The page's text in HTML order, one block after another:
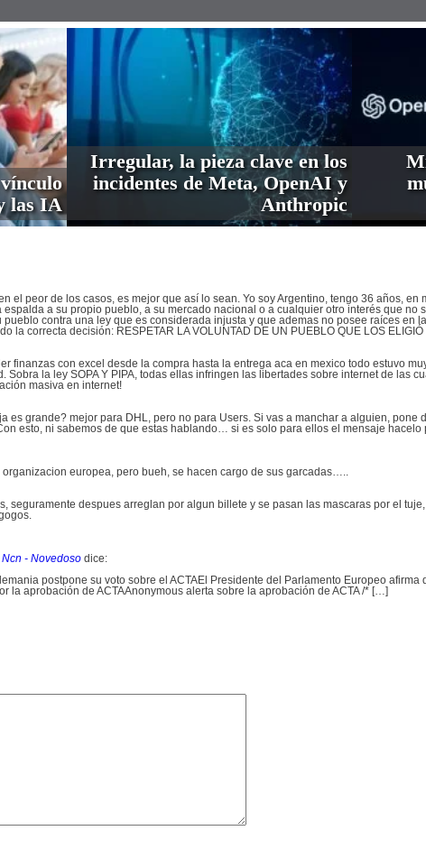
las IA
Irregular, la pieza clave en los
incidentes de Meta, OpenAI y
Anthropic
el peor de los casos, es mejor que así lo sean. Yo soy Argentino, tengo 36 años, en
a su propio pueblo, a su mercado nacional o a cualquier otro interés que no
contra una ley que es considerada injusta y que ademas no posee raíces en
la correcta decisión: RESPETAR LA VOLUNTAD DE UN PUEBLO QUE LOS ELIGIÓ
finanzas con excel desde la compra hasta la entrega aca en mexico todo estuvo
la ley SOPA Y PIPA, todas ellas infringen las libertades sobre internet de las
masiva en internet!
es grande? mejor para DHL, pero no para Users. Si vas a manchar a alguien,
esto, ni sabemos de que estas hablando… si es solo para ellos el mensaje
europea, pero bueh, se hacen cargo de sus garcadas…..
seguramente despues arreglan por algun billete y se pasan las mascaras por el
- Novedoso dice:
postpone su voto sobre el ACTAEl Presidente del Parlamento Europeo afirma
la aprobación de ACTAAnonymous alerta sobre la aprobación de ACTA /* […]